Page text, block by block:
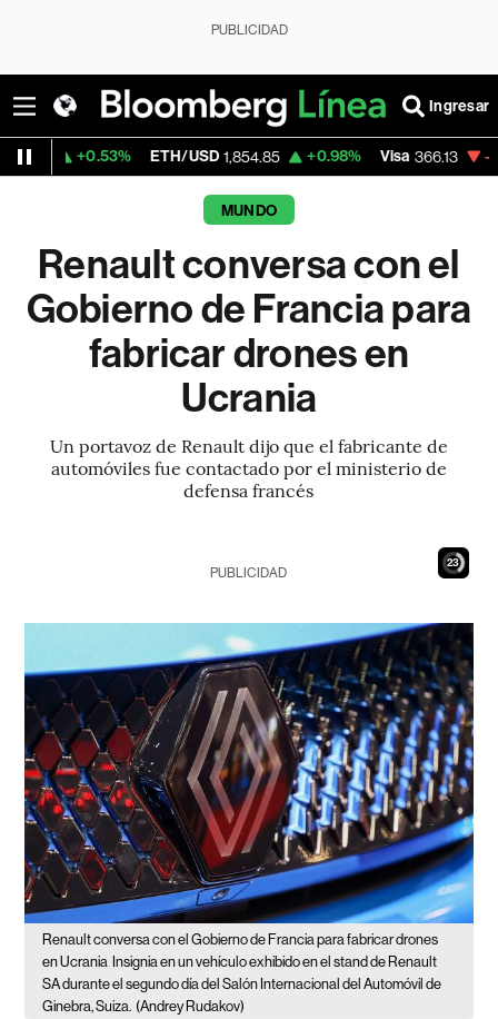
PUBLICIDAD
Ingresar
ETH/USD 1,854.85 +0.98% Visa 366.13 -0.04%
MUNDO
Renault conversa con el
Gobierno de Francia para
fabricar drones en
Ucrania
Un portavoz de Renault dijo que el fabricante de
automóviles fue contactado por el ministerio de
defensa francés
22
PUBLICIDAD
Renault conversa con el Gobierno de Francia para fabricar drones
en Ucrania Insignia en un vehículo exhibido en el stand de Renault
SA durante el segundo día del Salón Internacional del Automóvil de
Ginebra, Suiza. (Andrey Rudakov)